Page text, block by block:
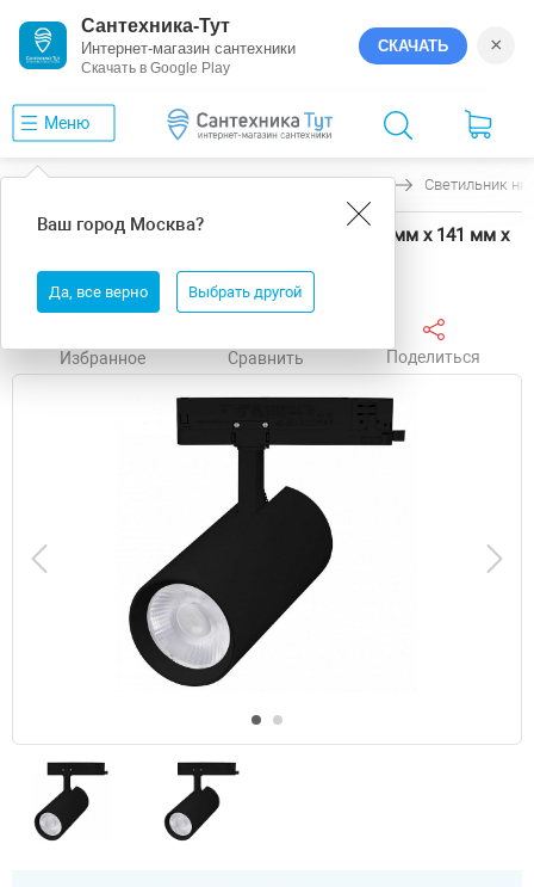
Сантехника-Тут
Интернет-магазин сантехники
Скачать в Google Play
СКАЧАТЬ ×
Меню
Ваш город Москва?
Да, все верно Выбрать другой
Светильник
Светильник на штанге Arlight GERA 58847 90 мм х 141 мм х
Избранное Сравнить Поделиться